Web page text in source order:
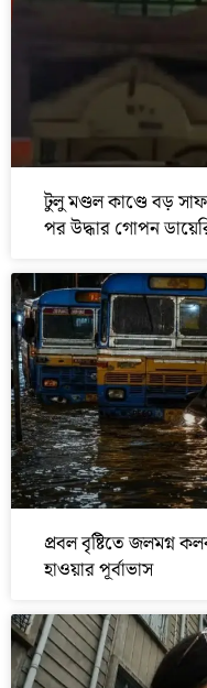
টুলু মণ্ডল কাণ্ডে বড়
পর উদ্ধার গোপন
প্রবল বৃষ্টিতে জলমগ্ন
হাওয়ার পূর্বাভাস